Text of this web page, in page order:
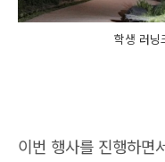
학생 러닝
이번 행사를 진행하면